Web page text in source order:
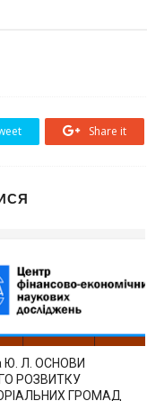
Share it
Ю. Л. ОСНОВИ
РОЗВИТКУ
ГРОМАД